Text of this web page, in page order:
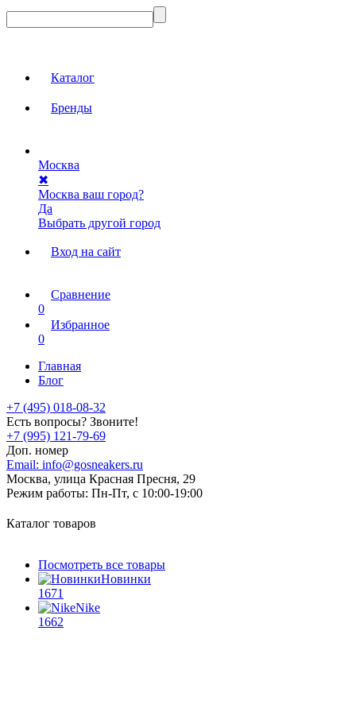
Каталог
Бренды
Москва
✖
Москва ваш город?
Да
Выбрать другой город
Вход на сайт
Сравнение
0
Избранное
0
Главная
Блог
+7 (495) 018-08-32
Есть вопросы? Звоните!
+7 (995) 121-79-69
Доп. номер
Email: info@gosneakers.ru
Москва, улица Красная Пресня, 29
Режим работы: Пн-Пт, с 10:00-19:00
Каталог товаров
Посмотреть все товары
Новинки
1671
Nike
1662